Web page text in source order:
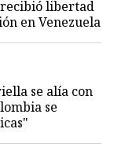
libertad
en Venezuela
se alía con
se